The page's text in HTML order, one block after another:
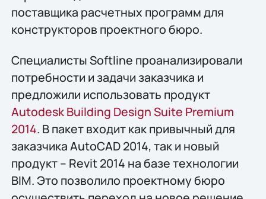
поставщика расчетных программ для
конструкторов проектного бюро.
Специалисты Softline проанализировали
потребности и задачи заказчика и
предложили использовать продукт
Autodesk Building Design Suite Premium
2014. В пакет входит как привычный для
заказчика AutoCAD 2014, так и новый
продукт – Revit 2014 на базе технологии
BIM. Это позволило проектному бюро